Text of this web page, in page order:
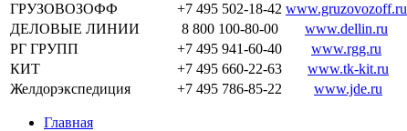
ГРУЗОВОЗОФФ
+7 495 502-18-42 www.gruzovozoff.ru
ДЕЛОВЫЕ ЛИНИИ
8 800 100-80-00
www.dellin.ru
РГ ГРУПП
+7 495 941-60-40
www.rgg.ru
КИТ
+7 495 660-22-63
www.tk-kit.ru
Желдорэкспедиция
+7 495 786-85-22 www.jde.ru
Главная